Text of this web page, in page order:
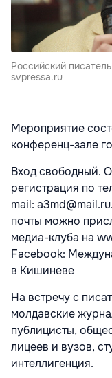
Российский
svpressa.ru
Мероприятие
конференц-зале
Вход свободный.
регистрация по
mail:
почты можно
медиа-клуба на
Facebook:
в Кишиневе
На встречу с
молдавские
публицисты,
лицеев и вузов,
интеллигенция.